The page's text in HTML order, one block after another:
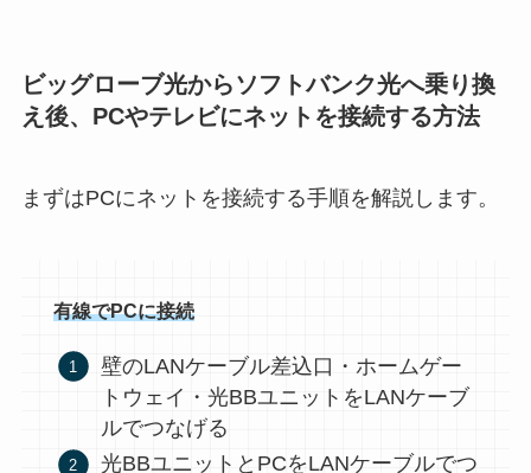
ビッグローブ光からソフトバンク光へ乗り換
え後、PCやテレビにネットを接続する方法
まずはPCにネットを接続する手順を解説します。
有線でPCに接続
壁のLANケーブル差込口・ホームゲー
トウェイ・光BBユニットをLANケーブ
ルでつなげる
光BBユニットとPCをLANケーブルでつ